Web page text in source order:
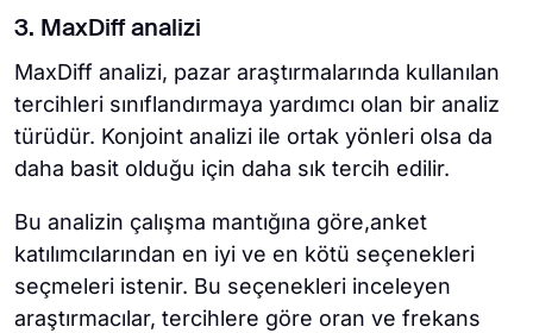
3. MaxDiff analizi
MaxDiff analizi, pazar araştırmalarında kullanılan
tercihleri sınıflandırmaya yardımcı olan bir analiz
türüdür. Konjoint analizi ile ortak yönleri olsa da
daha basit olduğu için daha sık tercih edilir.
Bu analizin çalışma mantığına göre,anket
katılımcılarından en iyi ve en kötü seçenekleri
seçmeleri istenir. Bu seçenekleri inceleyen
araştırmacılar, tercihlere göre oran ve frekans